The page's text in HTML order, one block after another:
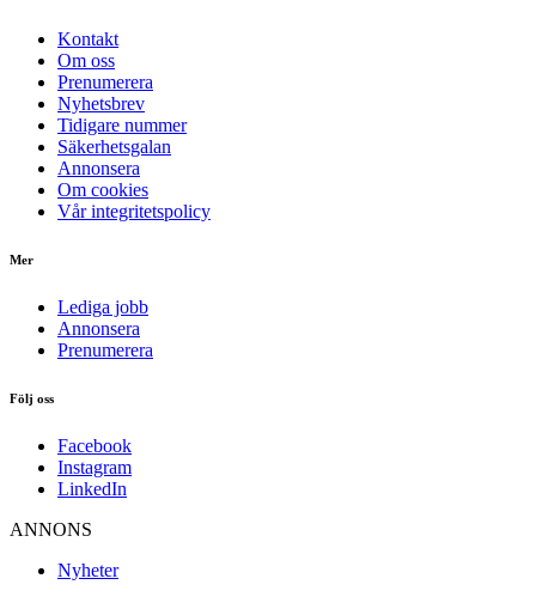
Kontakt
Om oss
Prenumerera
Nyhetsbrev
Tidigare nummer
Säkerhetsgalan
Annonsera
Om cookies
Vår integritetspolicy
Mer
Lediga jobb
Annonsera
Prenumerera
Följ oss
Facebook
Instagram
LinkedIn
ANNONS
Nyheter